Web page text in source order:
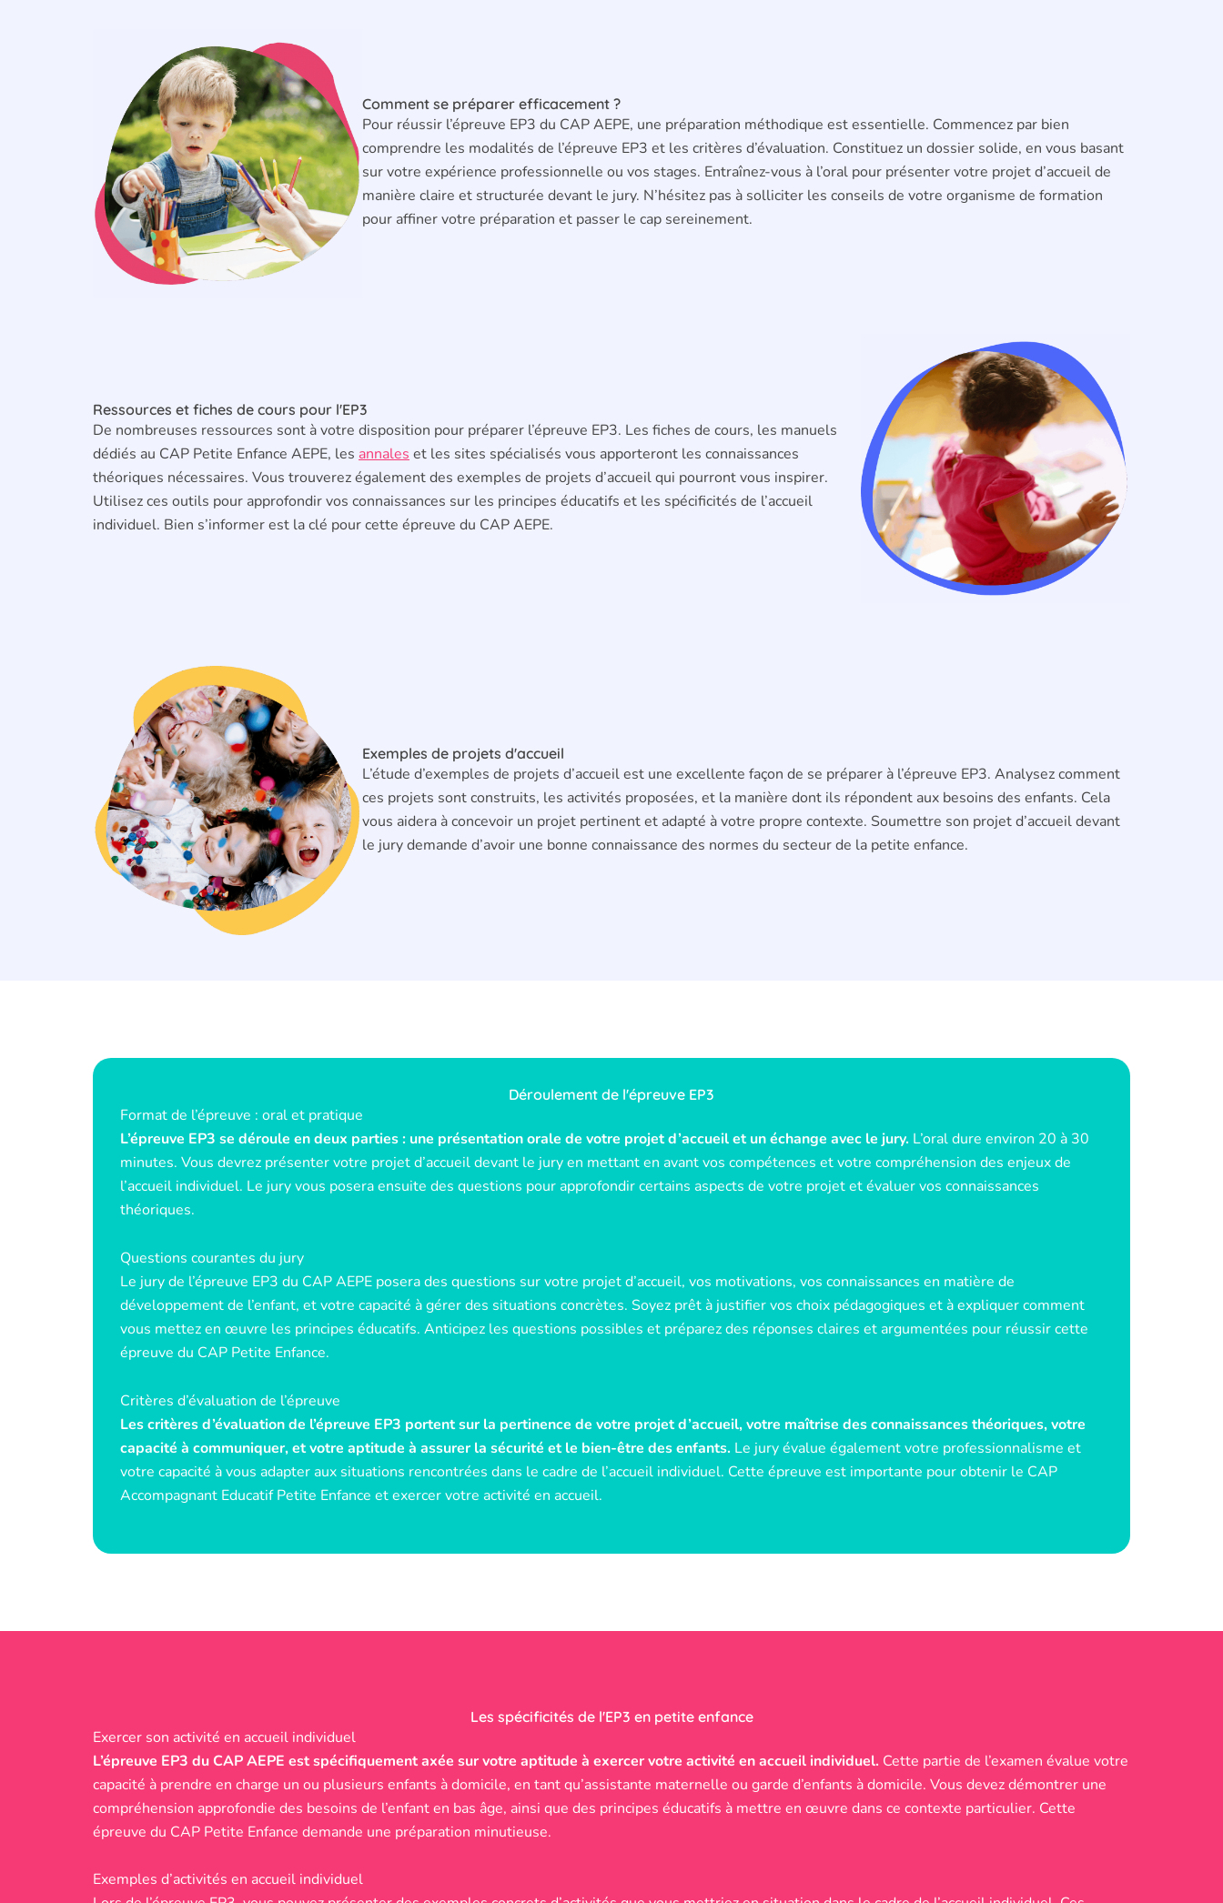
Comment se préparer efficacement ?
Pour réussir l’épreuve EP3 du CAP AEPE, une préparation méthodique est essentielle. Commencez par bien
comprendre les modalités de l’épreuve EP3 et les critères d’évaluation. Constituez un dossier solide, en vous basant
sur votre expérience professionnelle ou vos stages. Entraînez-vous à l’oral pour présenter votre projet d’accueil de
manière claire et structurée devant le jury. N’hésitez pas à solliciter les conseils de votre organisme de formation
pour affiner votre préparation et passer le cap sereinement.
Ressources et fiches de cours pour l'EP3
De nombreuses ressources sont à votre disposition pour préparer l’épreuve EP3. Les fiches de cours, les manuels
dédiés au CAP Petite Enfance AEPE, les annales et les sites spécialisés vous apporteront les connaissances
théoriques nécessaires. Vous trouverez également des exemples de projets d’accueil qui pourront vous inspirer.
Utilisez ces outils pour approfondir vos connaissances sur les principes éducatifs et les spécificités de l’accueil
individuel. Bien s’informer est la clé pour cette épreuve du CAP AEPE.
Exemples de projets d'accueil
L’étude d’exemples de projets d’accueil est une excellente façon de se préparer à l’épreuve EP3. Analysez comment
ces projets sont construits, les activités proposées, et la manière dont ils répondent aux besoins des enfants. Cela
vous aidera à concevoir un projet pertinent et adapté à votre propre contexte. Soumettre son projet d’accueil devant
le jury demande d’avoir une bonne connaissance des normes du secteur de la petite enfance.
Déroulement de l'épreuve EP3
Format de l’épreuve : oral et pratique
L’épreuve EP3 se déroule en deux parties : une présentation orale de votre projet d’accueil et un échange avec le jury. L’oral dure environ 20 à 30
minutes. Vous devrez présenter votre projet d’accueil devant le jury en mettant en avant vos compétences et votre compréhension des enjeux de
l’accueil individuel. Le jury vous posera ensuite des questions pour approfondir certains aspects de votre projet et évaluer vos connaissances
théoriques.
Questions courantes du jury
Le jury de l’épreuve EP3 du CAP AEPE posera des questions sur votre projet d’accueil, vos motivations, vos connaissances en matière de
développement de l’enfant, et votre capacité à gérer des situations concrètes. Soyez prêt à justifier vos choix pédagogiques et à expliquer comment
vous mettez en œuvre les principes éducatifs. Anticipez les questions possibles et préparez des réponses claires et argumentées pour réussir cette
épreuve du CAP Petite Enfance.
Critères d’évaluation de l’épreuve
Les critères d’évaluation de l’épreuve EP3 portent sur la pertinence de votre projet d’accueil, votre maîtrise des connaissances théoriques, votre
capacité à communiquer, et votre aptitude à assurer la sécurité et le bien-être des enfants. Le jury évalue également votre professionnalisme et
votre capacité à vous adapter aux situations rencontrées dans le cadre de l’accueil individuel. Cette épreuve est importante pour obtenir le CAP
Accompagnant Educatif Petite Enfance et exercer votre activité en accueil.
Les spécificités de l'EP3 en petite enfance
Exercer son activité en accueil individuel
L’épreuve EP3 du CAP AEPE est spécifiquement axée sur votre aptitude à exercer votre activité en accueil individuel. Cette partie de l’examen évalue votre
capacité à prendre en charge un ou plusieurs enfants à domicile, en tant qu’assistante maternelle ou garde d’enfants à domicile. Vous devez démontrer une
compréhension approfondie des besoins de l’enfant en bas âge, ainsi que des principes éducatifs à mettre en œuvre dans ce contexte particulier. Cette
épreuve du CAP Petite Enfance demande une préparation minutieuse.
Exemples d’activités en accueil individuel